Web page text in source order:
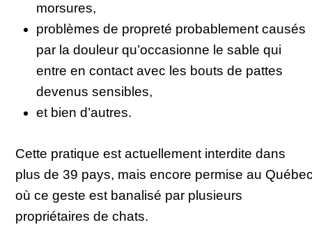
morsures,
problèmes de propreté probablement causés
par la douleur qu’occasionne le sable qui
entre en contact avec les bouts de pattes
devenus sensibles,
et bien d’autres.
Cette pratique est actuellement interdite dans
plus de 39 pays, mais encore permise au
où ce geste est banalisé par plusieurs
propriétaires de chats.